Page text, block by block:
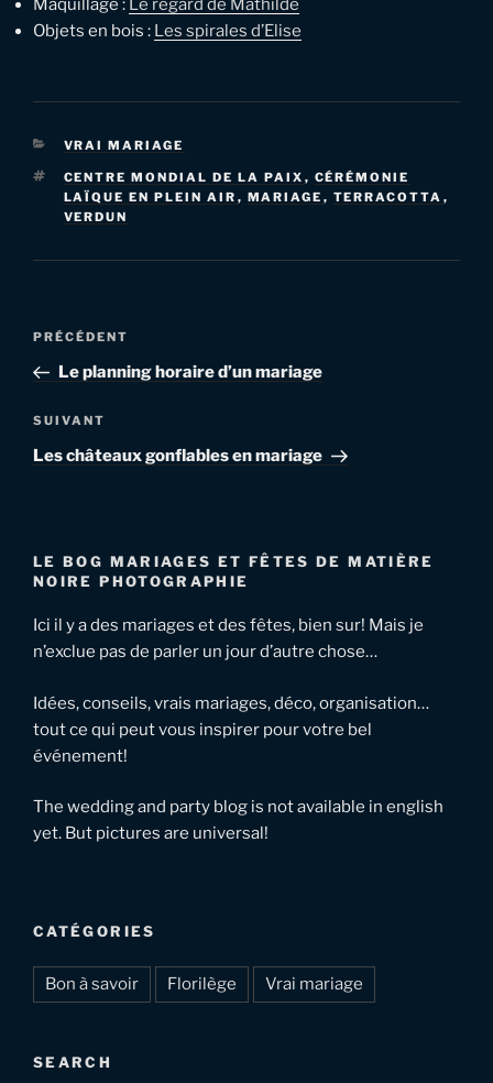
Maquillage : Le regard de Mathilde
Objets en bois : Les spirales d’Elise
CATÉGORIES
VRAI MARIAGE
ÉTIQUETTES
CENTRE MONDIAL DE LA PAIX , CÉRÉMONIE
LAÏQUE EN PLEIN AIR , MARIAGE , TERRACOTTA ,
VERDUN
Navigation
l’article
Article
précédent
PRÉCÉDENT
Le planning horaire d’un mariage
Article
suivant
SUIVANT
Les châteaux gonflables en mariage
LE BOG MARIAGES ET FÊTES DE MATIÈRE
NOIRE PHOTOGRAPHIE
Ici il y a des mariages et des fêtes, bien sur! Mais je
n’exclue pas de parler un jour d’autre chose…
Idées, conseils, vrais mariages, déco, organisation…
tout ce qui peut vous inspirer pour votre bel
événement!
The wedding and party blog is not available in english
yet. But pictures are universal!
CATÉGORIES
Bon à savoir Florilège Vrai mariage
SEARCH